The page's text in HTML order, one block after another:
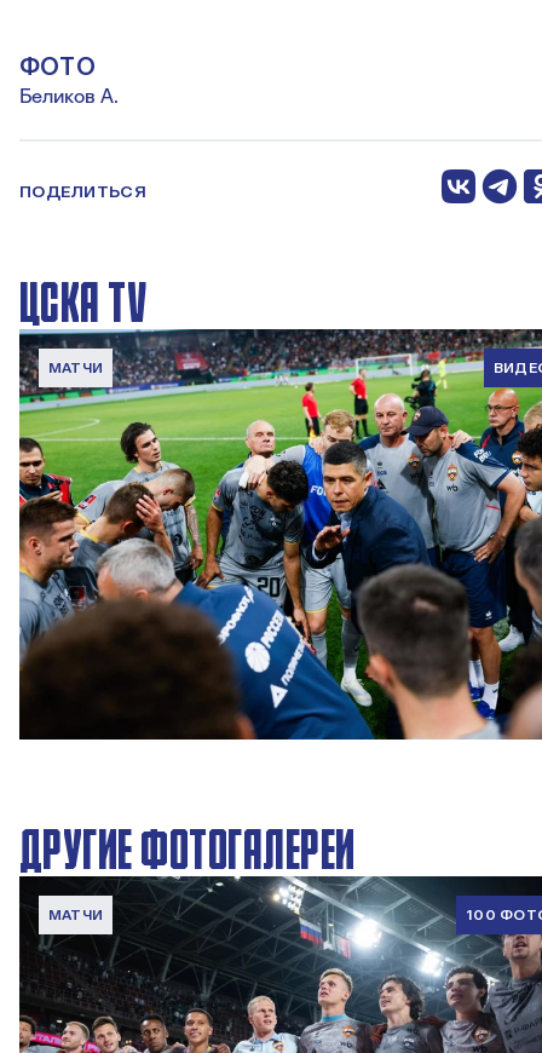
ФОТО
Беликов А.
ПОДЕЛИТЬСЯ
ЦСКА TV
МАТЧИ
Вокруг матча | Локомотив – ПФК ЦСКА
ДРУГИЕ ФОТОГАЛЕРЕИ
МАТЧИ 100